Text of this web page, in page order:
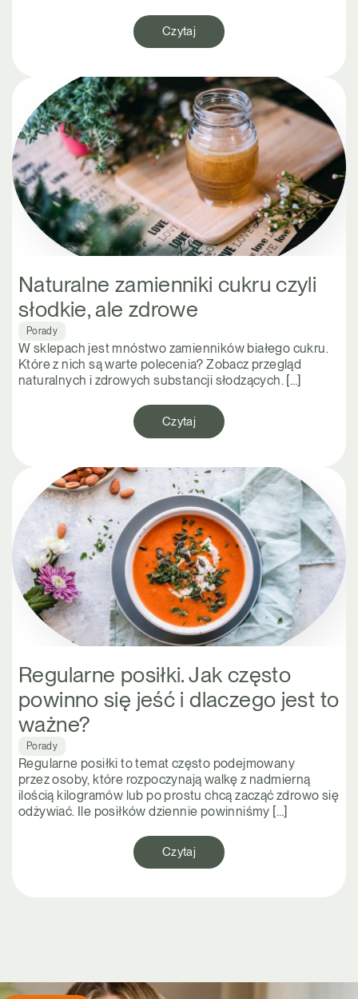
Czytaj
Naturalne zamienniki cukru czyli
słodkie, ale zdrowe
Porady
W sklepach jest mnóstwo zamienników białego cukru.
Które z nich są warte polecenia? Zobacz przegląd
naturalnych i zdrowych substancji słodzących. […]
Czytaj
Regularne posiłki. Jak często
powinno się jeść i dlaczego jest to
ważne?
Porady
Regularne posiłki to temat często podejmowany
przez osoby, które rozpoczynają walkę z nadmierną
ilością kilogramów lub po prostu chcą zacząć zdrowo się
odżywiać. Ile posiłków dziennie powinniśmy […]
Czytaj